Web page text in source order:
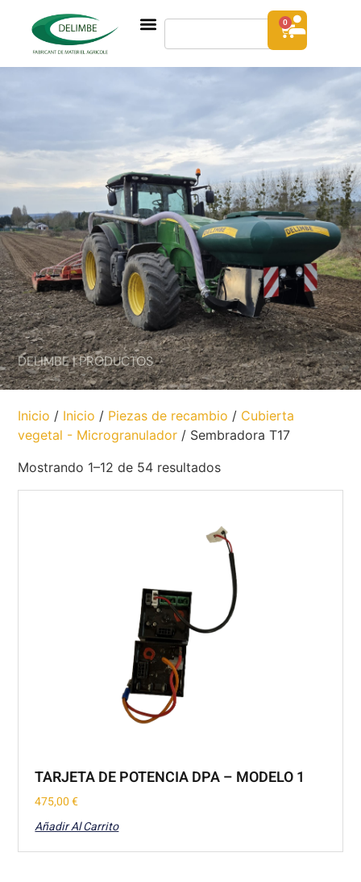
0
DELIMBE | PRODUCTOS
Inicio / Inicio / Piezas de recambio / Cubierta
vegetal - Microgranulador / Sembradora T17
Mostrando 1–12 de 54 resultados
TARJETA DE POTENCIA DPA – MODELO 1
475,00€
Añadir Al Carrito